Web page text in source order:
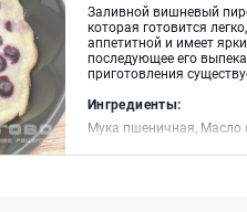
Заливной вишневый
которая готовится
аппетитной и имеет
последующее его
приготовления
Ингредиенты:
Мука пшеничная, Масло